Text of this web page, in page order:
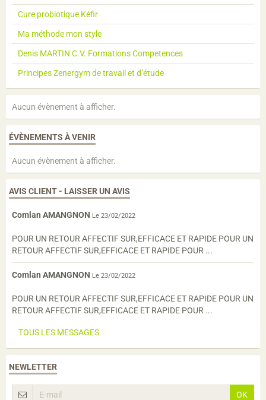
Cure probiotique Kéfir
Ma méthode mon style
Denis MARTIN C.V. Formations Competences
Principes Zenergym de travail et d’étude
Aucun évènement à afficher.
ÉVÈNEMENTS À VENIR
Aucun évènement à afficher.
AVIS CLIENT - LAISSER UN AVIS
Comlan AMANGNON Le 23/02/2022
POUR UN RETOUR AFFECTIF SUR,EFFICACE ET RAPIDE POUR UN
RETOUR AFFECTIF SUR,EFFICACE ET RAPIDE POUR ...
Comlan AMANGNON Le 23/02/2022
POUR UN RETOUR AFFECTIF SUR,EFFICACE ET RAPIDE POUR UN
RETOUR AFFECTIF SUR,EFFICACE ET RAPIDE POUR ...
TOUS LES MESSAGES
NEWLETTER
OK